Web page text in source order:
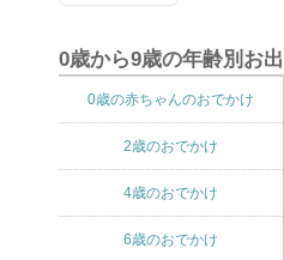
0歳から9歳の年齢別お
0歳の赤ちゃんのおでかけ
2歳のおでかけ
4歳のおでかけ
6歳のおでかけ